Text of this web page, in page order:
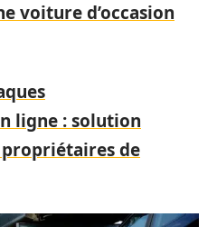
voiture d’occasion
ligne : solution
de